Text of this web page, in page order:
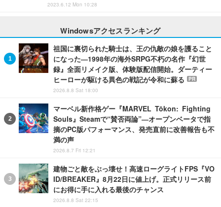
2023.6.12 Mon 10:28
Windowsアクセスランキング
祖国に裏切られた騎士は、王の仇敵の娘を護ること
になった―1998年の海外SRPG不朽の名作『幻世
録』全面リメイク版、体験版配信開始。ダーティー
ヒーローが駆ける異色の戦記が令和に蘇る
PR
2026.8.8 Sat 18:00
マーベル新作格ゲー『MARVEL Tōkon: Fighting
Souls』Steamで“賛否両論”―オープンベータで指
摘のPC版パフォーマンス、発売直前に改善報告も不
満の声
2026.8.7 Fri 12:21
建物ごと敵をぶっ壊せ！高速ローグライトFPS『VO
ID/BREAKER』8月22日に値上げ。正式リリース前
にお得に手に入れる最後のチャンス
2026.8.8 Sat 22:15